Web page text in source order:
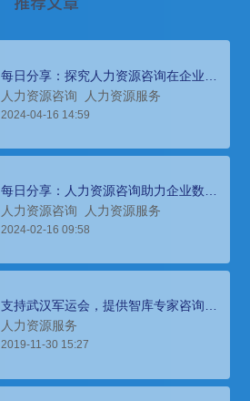
每日分享：探究人力资源咨询在企业发
展中的关键作用与实践路径
人力资源咨询 人力资源服务
2024-04-16 14:59
每日分享：人力资源咨询助力企业数字
化转型，提升管理效率
人力资源咨询 人力资源服务
2024-02-16 09:58
支持武汉军运会，提供智库专家咨询等
人力资源服务
人力资源服务
2019-11-30 15:27